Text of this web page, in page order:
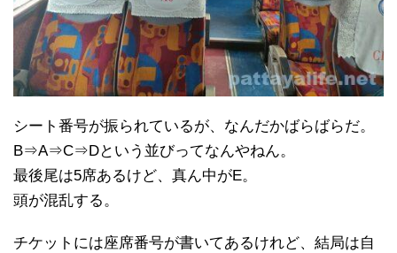
シート番号が振られているが、なんだかばらばらだ。
B⇒A⇒C⇒Dという並びってなんやねん。
最後尾は5席あるけど、真ん中がE。
頭が混乱する。
チケットには座席番号が書いてあるけれど、結局は自